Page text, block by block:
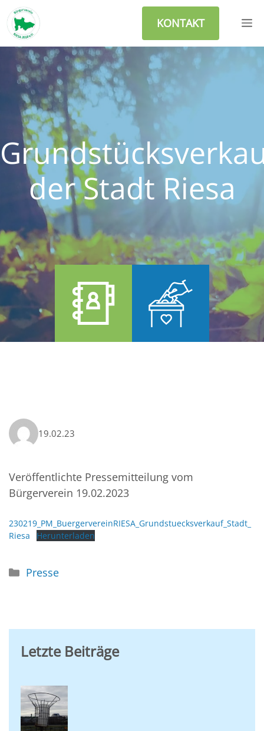
Zum
Inhalt
springen
KONTAKT
der Stadt Riesa
19.02.23
Veröffentlichte Pressemitteilung vom
Bürgerverein 19.02.2023
230219_PM_BuergervereinRIESA_Grundstuecksverkauf_Stadt_
Riesa
Herunterladen
Kategorien
Presse
Letzte Beiträge